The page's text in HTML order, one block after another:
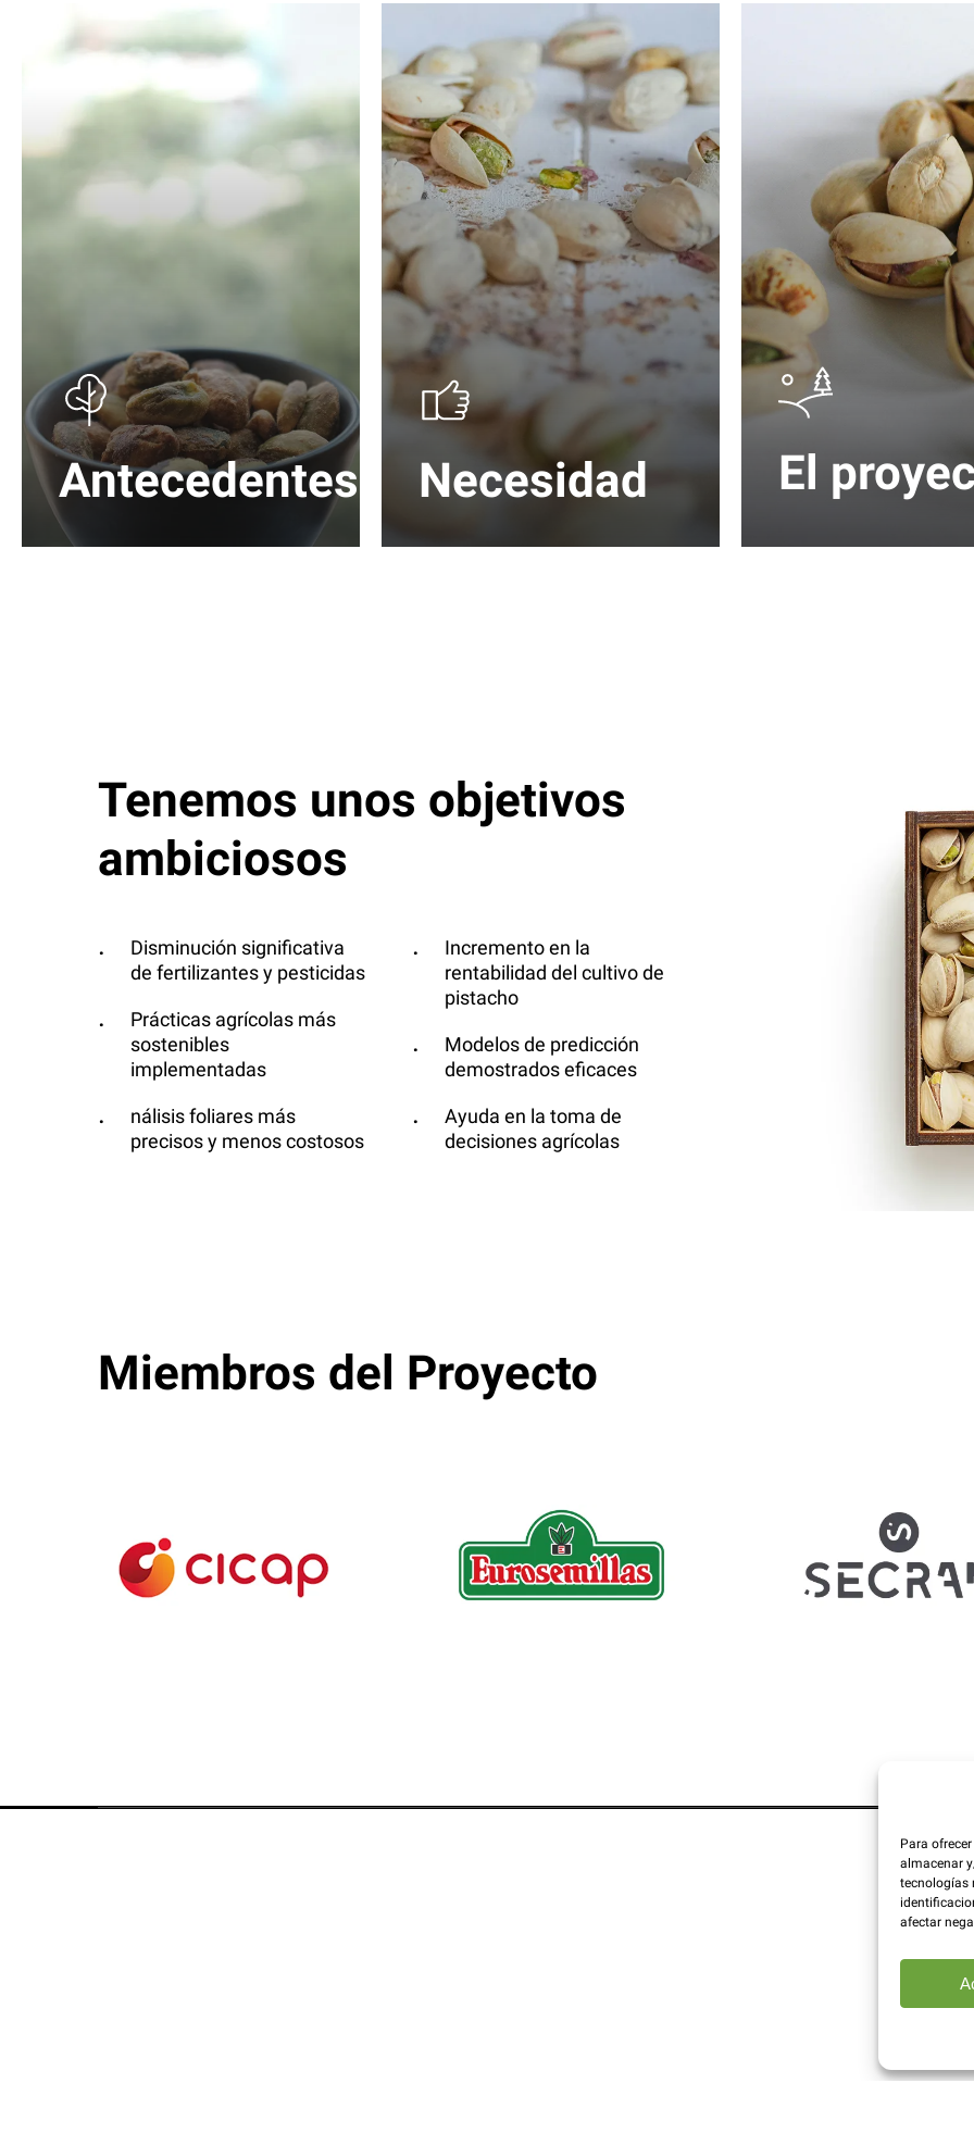
Para
almacenar
tecnologías
afectar
Antecedentes Necesidad El
Tenemos unos objetivos
ambiciosos
Disminución significativa
de fertilizantes y pesticidas
Prácticas agrícolas más
sostenibles
implementadas
nálisis foliares más
precisos y menos costosos
Incremento en la
rentabilidad del cultivo de
pistacho
Modelos de predicción
demostrados eficaces
Ayuda en la toma de
decisiones agrícolas
Miembros del Proyecto